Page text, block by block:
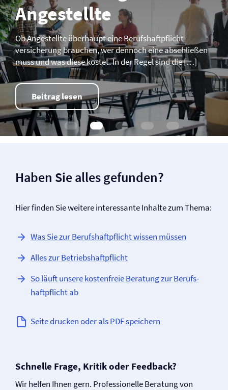
Angestellte
Ob Angestellte überhaupt eine Berufs­­haftpflicht­­
versicherung brauchen, wer dennoch eine abschließen
muss und was diese kostet. In der Regel sind die […]
Beitrag lesen
Haben Sie alles gefunden?
Hier finden Sie weitere interessante Inhalte zum Thema:
Was Sie zur Berufs­haftpflicht wissen müssen
Alles zur Betriebs­haftpflicht
So läuft unsere kostenfreie Beratung zur Berufs­
haftpflicht ab
Seite drucken oder als PDF speichern
Schnelle Frage, Kritik oder Feedback?
Wir helfen Ihnen gern. Professionelle Beratung von